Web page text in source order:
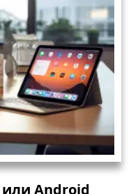
Android